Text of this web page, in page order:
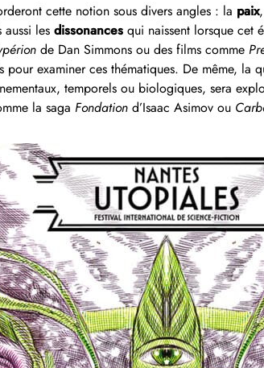
cette notion sous divers angles : la paix
les dissonances qui naissent lorsque cet
de Dan Simmons ou des films comme
pour examiner ces thématiques. De même, la
temporels ou biologiques, sera
la saga Fondation d’Isaac Asimov ou